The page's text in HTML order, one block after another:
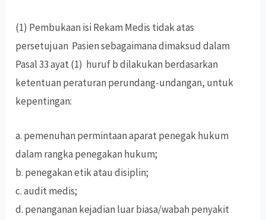
(1) Pembukaan isi Rekam Medis tidak atas
persetujuan Pasien sebagaimana dimaksud dalam
Pasal 33 ayat (1) huruf b dilakukan berdasarkan
ketentuan peraturan perundang-undangan, untuk
kepentingan:
a. pemenuhan permintaan aparat penegak hukum
dalam rangka penegakan hukum;
b. penegakan etik atau disiplin;
c. audit medis;
d. penanganan kejadian luar biasa/wabah penyakit